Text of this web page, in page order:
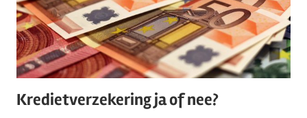
Kredietverzekering ja of nee?